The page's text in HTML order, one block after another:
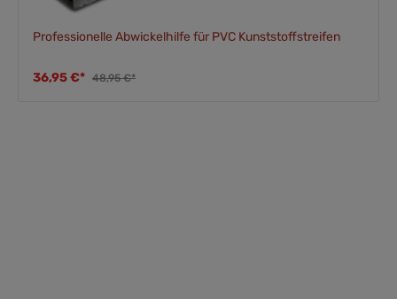
Professionelle Abwickelhilfe für PVC Kunststoffstreifen
36,95 €* 48,95 €*